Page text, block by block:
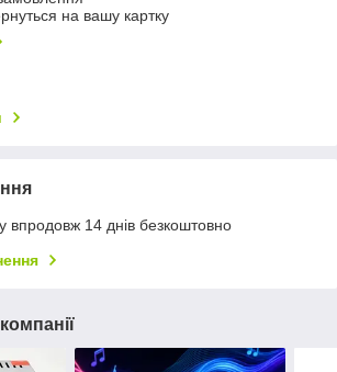
на вашу картку
впродовж 14 днів безкоштовно